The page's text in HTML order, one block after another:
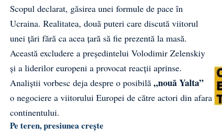
Scopul declarat, găsirea unei formule de pace în
Ucraina. Realitatea, două puteri care discută viitorul
unei țări fără ca acea țară să fie prezentă la masă.
Această excludere a președintelui Volodimir Zelenskiy
și a liderilor europeni a provocat reacții aprinse.
Analiștii vorbesc deja despre o posibilă „nouă Yalta”
o negociere a viitorului Europei de către actori din afara
continentului.
Pe teren, presiunea crește